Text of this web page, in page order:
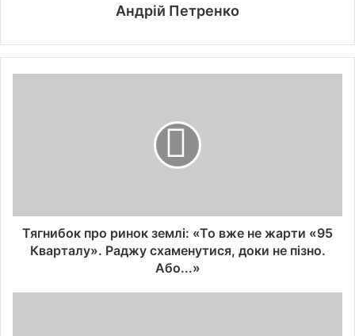
Андрій Петренко
Тягнибок про ринок землі: «То вже не жарти «95
Кварталу». Раджу схаменутися, доки не пізно.
Або...»